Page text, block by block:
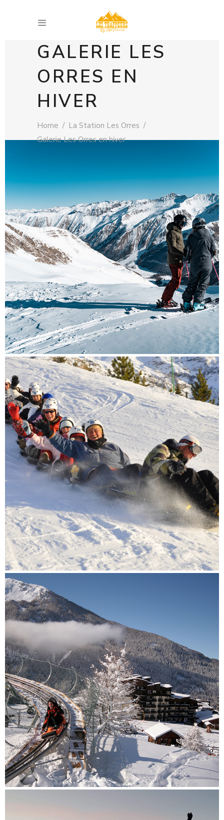
GALERIE LES
ORRES EN
HIVER
Home / La Station Les Orres /
Galerie Les Orres en hiver